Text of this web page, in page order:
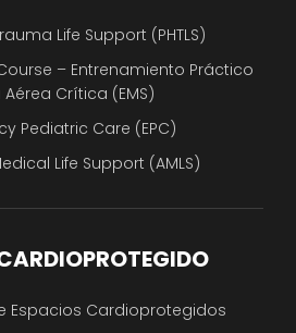
Life Support (PHTLS)
– Entrenamiento Práctico
Crítica (EMS)
Pediatric Care (EPC)
Life Support (AMLS)
Espacios Cardioprotegidos